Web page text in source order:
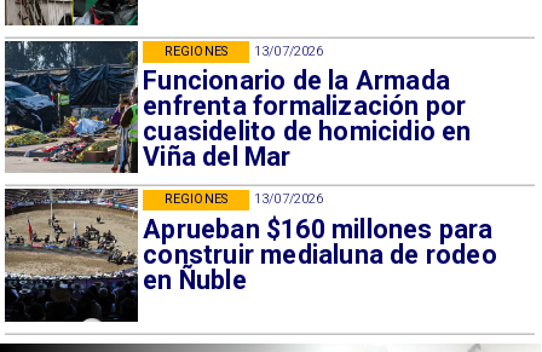
13/07/2026
Funcionario de la Armada
enfrenta formalización por
cuasidelito de homicidio en
Viña del Mar
REGIONES
13/07/2026
Aprueban $160 millones para
construir medialuna de rodeo
en Ñuble
REGIONES